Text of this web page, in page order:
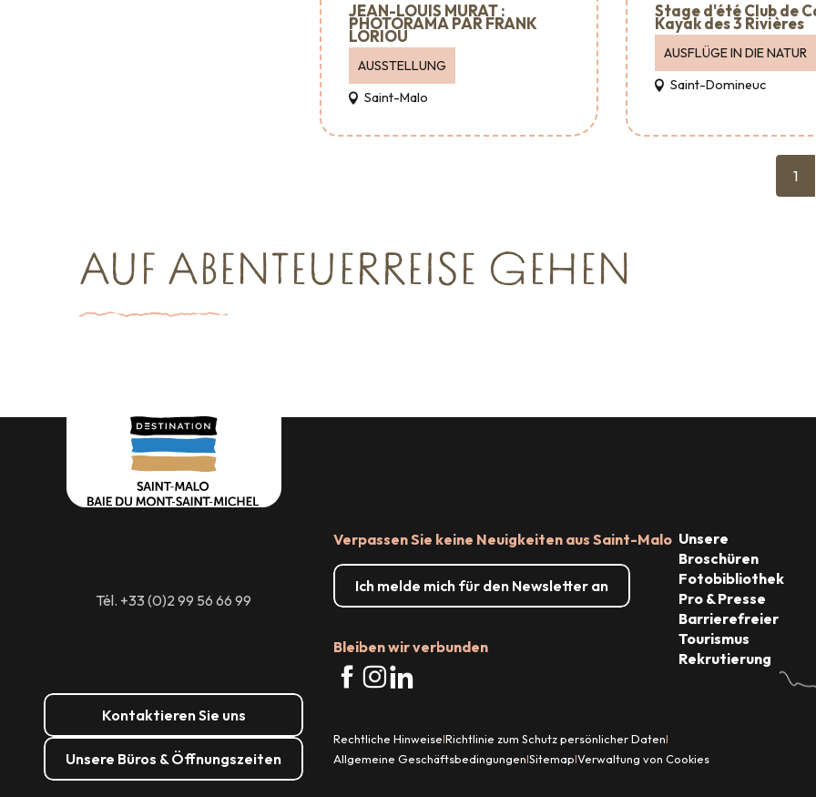
JEAN-LOUIS MURAT :
PHOTORAMA PAR FRANK
LORIOU
AUSSTELLUNG
Saint-Malo
Stage d'été Club de
Kayak des 3 Rivières
AUSFLÜGE IN DIE NATUR
Saint-Domineuc
1
AUF ABENTEUERREISE GEHEN
Tél. +33 (0)2 99 56 66 99
Kontaktieren Sie uns
Unsere Büros & Öffnungszeiten
Verpassen Sie keine Neuigkeiten aus Saint-Malo
Ich melde mich für den Newsletter an
Bleiben wir verbunden
Unsere
Broschüren
Fotobibliothek
Pro & Presse
Barrierefreier
Tourismus
Rekrutierung
Rechtliche Hinweise|Richtlinie zum Schutz persönlicher Daten|
Allgemeine Geschäftsbedingungen|Sitemap|Verwaltung von Cookies